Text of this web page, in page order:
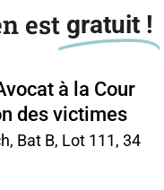
est gratuit !
à la Cour
des victimes
Bat B, Lot 111, 34